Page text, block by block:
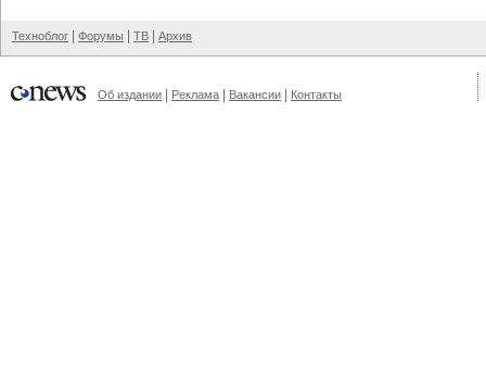
Техноблог Форумы ТВ Архив
Об издании Реклама Вакансии Контакты